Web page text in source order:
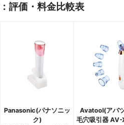
評価・料金比較表
Panasonic(パナソニッ
ク)
Avatool(アバ
毛穴吸引器